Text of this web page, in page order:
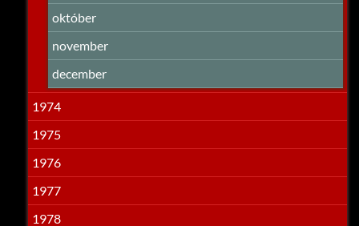
október
november
december
1974
1975
1976
1977
1978